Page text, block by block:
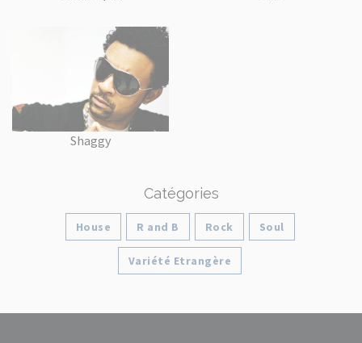
Shaggy
Catégories
House R and B Rock Soul
Variété Etrangère